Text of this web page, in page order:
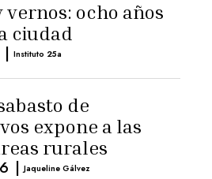
vernos: ocho años
ciudad
| Instituto 25a
de
expone a las
rurales
| Jaqueline Gálvez